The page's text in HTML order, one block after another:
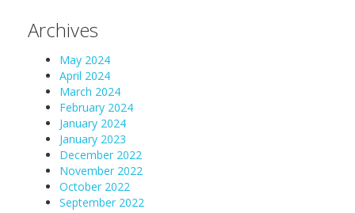
Archives
May 2024
April 2024
March 2024
February 2024
January 2024
January 2023
December 2022
November 2022
October 2022
September 2022